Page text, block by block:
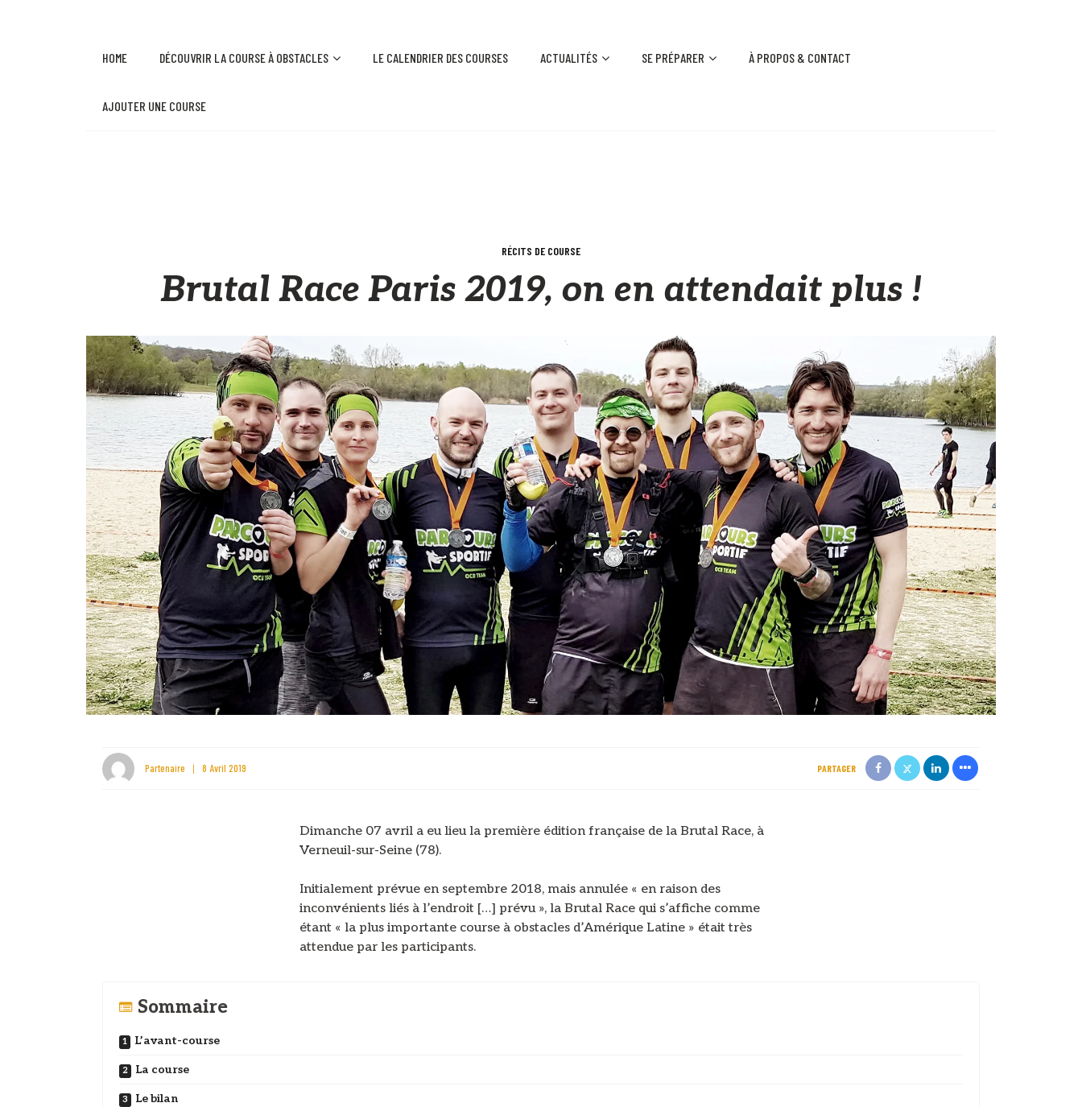
HOME DÉCOUVRIR LA COURSE À OBSTACLES LE CALENDRIER DES COURSES ACTUALITÉS SE PRÉPARER À PROPOS & CONTACT
AJOUTER UNE COURSE
RÉCITS DE COURSE
Brutal Race Paris 2019, on en attendait plus !
Partenaire 8 Avril 2019 PARTAGER
Dimanche 07 avril a eu lieu la première édition française de la Brutal Race, à
Verneuil-sur-Seine (78).
Initialement prévue en septembre 2018, mais annulée « en raison des
inconvénients liés à l’endroit […] prévu », la Brutal Race qui s’affiche comme
étant « la plus importante course à obstacles d’Amérique Latine » était très
attendue par les participants.
Sommaire
L’avant-course
La course
Le bilan